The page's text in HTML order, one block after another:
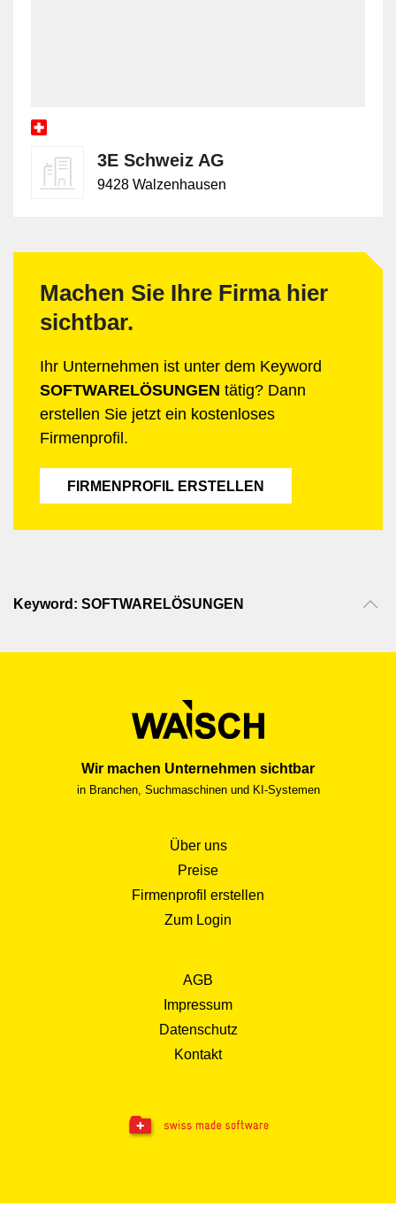
3E Schweiz AG
9428 Walzenhausen
Machen Sie Ihre Firma hier
sichtbar.
Ihr Unternehmen ist unter dem Keyword
SOFTWARELÖSUNGEN tätig? Dann
erstellen Sie jetzt ein kostenloses
Firmenprofil.
FIRMENPROFIL ERSTELLEN
Keyword: SOFTWARELÖSUNGEN
Wir machen Unternehmen sichtbar
in Branchen, Suchmaschinen und KI-Systemen
Über uns
Preise
Firmenprofil erstellen
Zum Login
AGB
Impressum
Datenschutz
Kontakt